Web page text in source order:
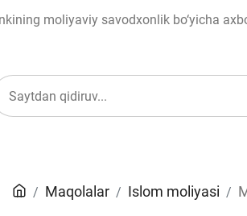
moliyaviy savodxonlik bo‘yicha
Maqolalar Islom moliyasi